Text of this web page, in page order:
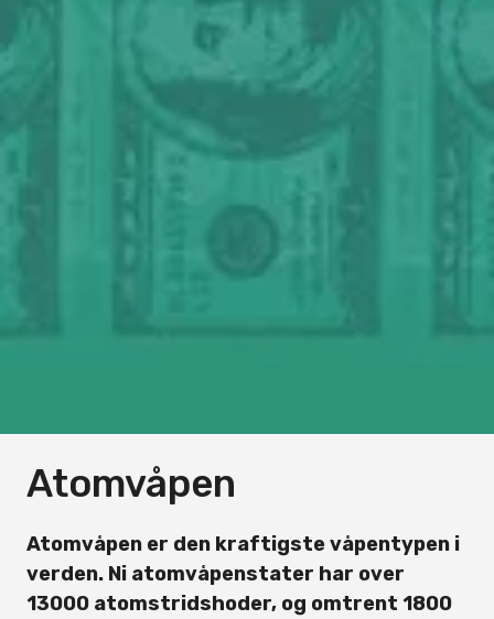
Atomvåpen
Atomvåpen er den kraftigste våpentypen i
verden. Ni atomvåpenstater har over
13000 atomstridshoder, og omtrent 1800